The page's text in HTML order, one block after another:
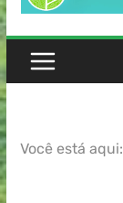
Você está aqui: